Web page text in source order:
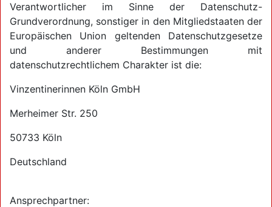
Verantwortlicher im Sinne der Datenschutz-
Grundverordnung, sonstiger in den Mitgliedstaaten der
Europäischen Union geltenden Datenschutzgesetze
und anderer Bestimmungen mit
datenschutzrechtlichem Charakter ist die:
Vinzentinerinnen Köln GmbH
Merheimer Str. 250
50733 Köln
Deutschland
Ansprechpartner: